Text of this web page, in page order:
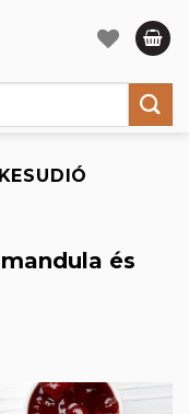
KESUDIÓ
és